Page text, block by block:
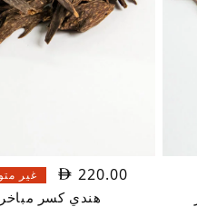
220.00 غير
هندي كسر